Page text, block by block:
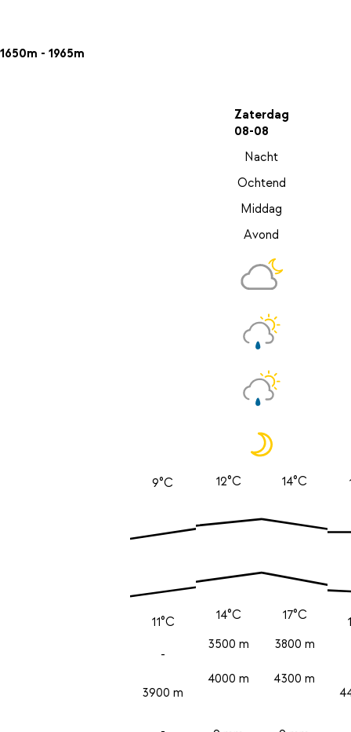
1650m - 1965m
Zaterdag
08-08
Nacht
Ochtend
Middag
Avond
9°C
11°C
-
3900 m
12°C
14°C
3500 m
4000 m
14°C
17°C
3800 m
4300 m